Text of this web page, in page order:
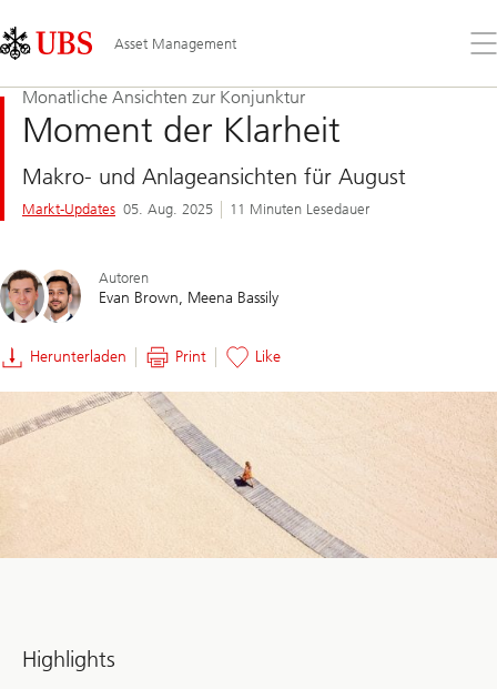
Links
Area
Asset Management
Sie
Monatliche Ansichten zur Konjunktur
Moment der Klarheit
Makro- und Anlageansichten für August
Markt-Updates 05. Aug. 2025 11 Minuten Lesedauer
Autoren
Evan Brown Meena Bassily
Herunterladen Print Like
Highlights